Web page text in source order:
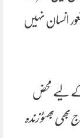
انسان نہیں
کے لیے محض
بھی بھٹو زندہ